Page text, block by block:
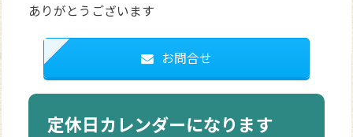
ありがとうございます
お問合せ
定休日カレンダーになります